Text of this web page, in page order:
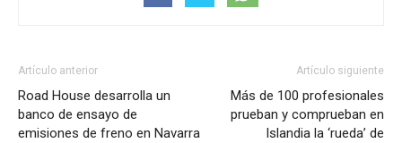
Artículo anterior
Road House desarrolla un
banco de ensayo de
emisiones de freno en Navarra
Artículo siguiente
Más de 100 profesionales
prueban y comprueban en
Islandia la ‘rueda’ de